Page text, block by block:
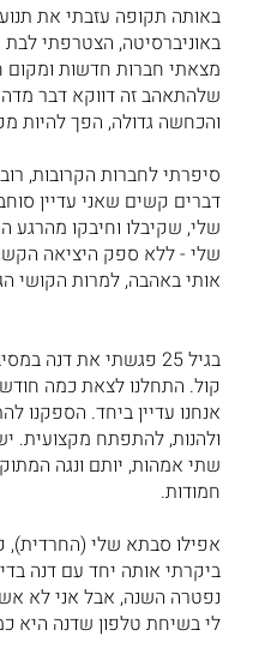
באותה תקופה עזבתי את
באוניברסיטה, הצטרפתי
מצאתי חברות חדשות ומקום
שלהתאהב זה דווקא דבר
והכחשה גדולה, הפך להיות
סיפרתי לחברות הקרובות,
דברים קשים שאני עדיין
שלי, שקיבלו וחיבקו מהרגע
שלי - ללא ספק היציאה
אותי באהבה, למרות הקושי
בגיל 25 פגשתי את דנה
אנחנו עדיין ביחד. הספקנו
ולהנות, להתפתח מקצועית.
שתי אמהות, יותם ונגה
חמודות.
אפילו סבתא שלי (החרדית),
ביקרתי אותה יחד עם דנה
נפטרה השנה, אבל אני לא
לי בשיחת טלפון שדנה היא